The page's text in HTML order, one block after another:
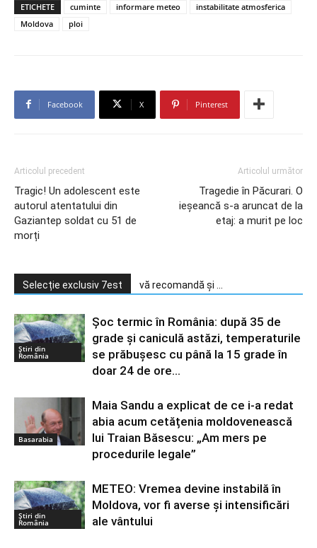
ETICHETE cuminte informare meteo
instabilitate atmosferica
Moldova
ploi
Facebook X Pinterest
Articolul precedent
Tragic! Un adolescent este
autorul atentatului din
Gaziantep soldat cu 51 de
morți
Articolul următor
Tragedie în Păcurari. O
ieșeancă s-a aruncat de la
etaj: a murit pe loc
Selecție exclusiv 7est vă recomandă și ...
Știri din
România
Șoc termic în România: după 35 de
grade și caniculă astăzi, temperaturile
se prăbușesc cu până la 15 grade în
doar 24 de ore...
Basarabia
Maia Sandu a explicat de ce i-a redat
abia acum cetățenia moldovenească
lui Traian Băsescu: „Am mers pe
procedurile legale”
Știri din
România
METEO: Vremea devine instabilă în
Moldova, vor fi averse şi intensificări
ale vântului